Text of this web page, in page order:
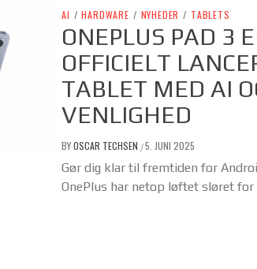
AI / HARDWARE / NYHEDER / TABLETS
ONEPLUS PAD 3
OFFICIELT
TABLET MED AI
VENLIGHED
BYOSCAR TECHSEN /5. JUNI 2025
Gør dig klar til fremtiden for
OnePlus har netop løftet sløret for